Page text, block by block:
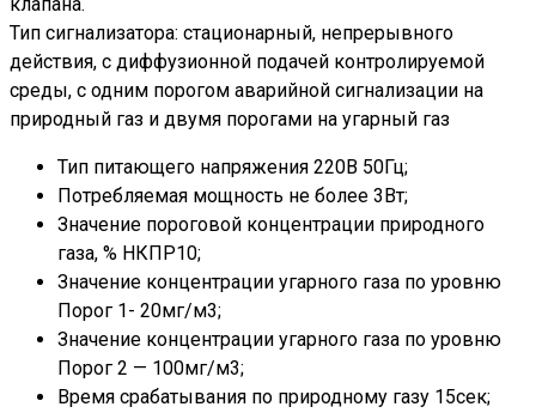
клапана.
Тип сигнализатора: стационарный, непрерывного
действия, с диффузионной подачей контролируемой
среды, с одним порогом аварийной сигнализации на
природный газ и двумя порогами на угарный газ
Тип питающего напряжения 220В 50Гц;
Потребляемая мощность не более 3Вт;
Значение пороговой концентрации природного
газа, % НКПР10;
Значение концентрации угарного газа по уровню
Порог 1- 20мг/м3;
Значение концентрации угарного газа по уровню
Порог 2 — 100мг/м3;
Время срабатывания по природному газу 15сек;